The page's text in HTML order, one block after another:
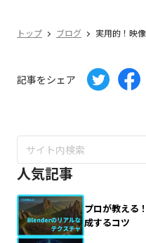
トップ ブログ 実用的！映
記事をシェア
人気記事
プロが教える
成するコツ